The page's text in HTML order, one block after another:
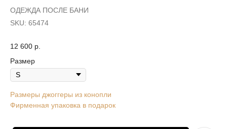
ОДЕЖДА ПОСЛЕ БАНИ
SKU: 65474
12 600 р.
Размер
Размеры джоггеры из конопли
Фирменная упаковка в подарок